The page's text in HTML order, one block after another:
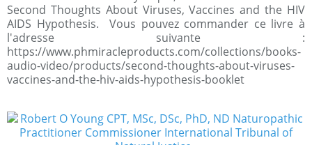
Second Thoughts About Viruses, Vaccines and the HIV
AIDS Hypothesis. Vous pouvez commander ce livre à
l'adresse suivante :
https://www.phmiracleproducts.com/collections/books-
audio-video/products/second-thoughts-about-viruses-
vaccines-and-the-hiv-aids-hypothesis-booklet